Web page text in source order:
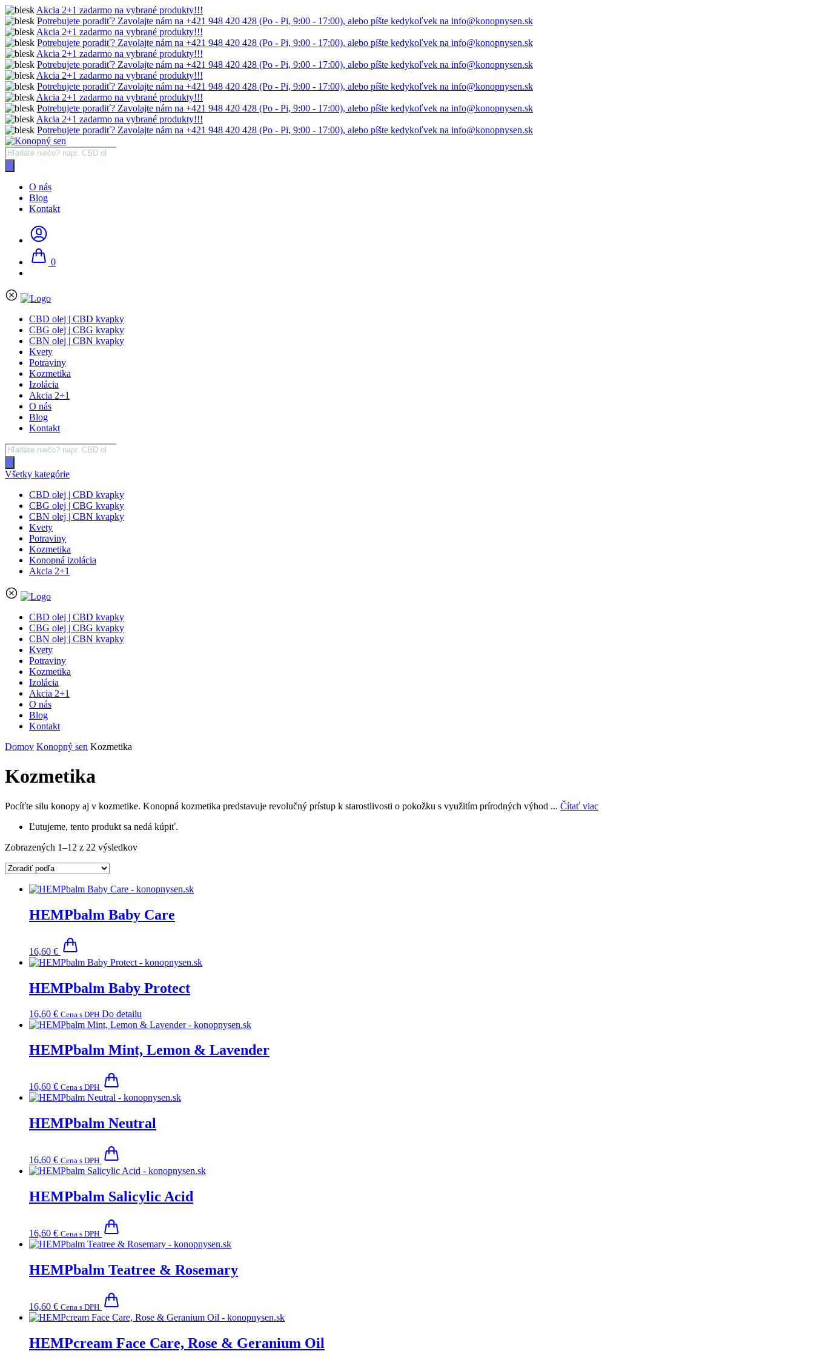
Akcia 2+1 zadarmo na vybrané produkty!!!
Potrebujete poradiť? Zavolajte nám na +421 948 420 428 (Po - Pi, 9:00 - 17:00), alebo píšte kedykoľvek na info@konopnysen.sk
Akcia 2+1 zadarmo na vybrané produkty!!!
Potrebujete poradiť? Zavolajte nám na +421 948 420 428 (Po - Pi, 9:00 - 17:00), alebo píšte kedykoľvek na info@konopnysen.sk
Akcia 2+1 zadarmo na vybrané produkty!!!
Potrebujete poradiť? Zavolajte nám na +421 948 420 428 (Po - Pi, 9:00 - 17:00), alebo píšte kedykoľvek na info@konopnysen.sk
Akcia 2+1 zadarmo na vybrané produkty!!!
Potrebujete poradiť? Zavolajte nám na +421 948 420 428 (Po - Pi, 9:00 - 17:00), alebo píšte kedykoľvek na info@konopnysen.sk
Akcia 2+1 zadarmo na vybrané produkty!!!
Potrebujete poradiť? Zavolajte nám na +421 948 420 428 (Po - Pi, 9:00 - 17:00), alebo píšte kedykoľvek na info@konopnysen.sk
Akcia 2+1 zadarmo na vybrané produkty!!!
Potrebujete poradiť? Zavolajte nám na +421 948 420 428 (Po - Pi, 9:00 - 17:00), alebo píšte kedykoľvek na info@konopnysen.sk
Products
search
O nás
Blog
Kontakt
0
CBD olej | CBD kvapky
CBG olej | CBG kvapky
CBN olej | CBN kvapky
Kvety
Potraviny
Kozmetika
Izolácia
Akcia 2+1
O nás
Blog
Kontakt
Products
search
Všetky kategórie
CBD olej | CBD kvapky
CBG olej | CBG kvapky
CBN olej | CBN kvapky
Kvety
Potraviny
Kozmetika
Konopná izolácia
Akcia 2+1
CBD olej | CBD kvapky
CBG olej | CBG kvapky
CBN olej | CBN kvapky
Kvety
Potraviny
Kozmetika
Izolácia
Akcia 2+1
O nás
Blog
Kontakt
Domov Konopný sen Kozmetika
Kozmetika
Pocíťte silu konopy aj v kozmetike. Konopná kozmetika predstavuje revolučný prístup k starostlivosti o pokožku s využitím prírodných výhod ... Čítať viac
Ľutujeme, tento produkt sa nedá kúpiť.
Zobrazených 1–12 z 22 výsledkov
HEMPbalm Baby Care
16,60 €
HEMPbalm Baby Protect
16,60 € Cena s DPH Do detailu
HEMPbalm Mint, Lemon & Lavender
16,60 € Cena s DPH
HEMPbalm Neutral
16,60 € Cena s DPH
HEMPbalm Salicylic Acid
16,60 € Cena s DPH
HEMPbalm Teatree & Rosemary
16,60 € Cena s DPH
HEMPcream Face Care, Rose & Geranium Oil